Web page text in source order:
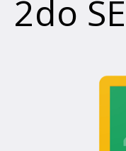
2do